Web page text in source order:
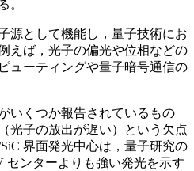
。
源として機能し，量子技術にお
えば，光子の偏光や位相などの
ューティングや量子暗号通信の
いくつか報告されているもの
光子の放出が遅い）という欠点
界面発光中心は，量子研究の
センターよりも強い発光を示す